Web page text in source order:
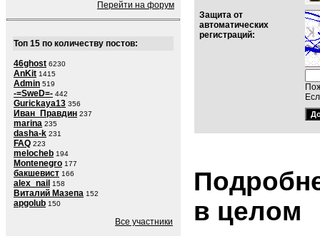
Перейти на форум
Топ 15 по количеству постов:
46ghost 6230
AnKit 1415
Admin 519
-=SweD=- 442
Gurickaya13 356
Иван_Правдин 237
marina 235
dasha-k 231
FAQ 223
melocheb 194
Montenegro 177
бакшевист 166
alex_nail 158
Виталий Мазепа 152
apgolub 150
Все участники
Защита от
автоматических
регистраций:
в целом